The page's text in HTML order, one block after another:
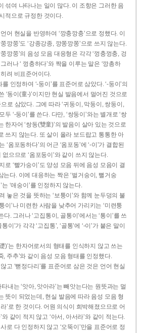
섞여 나타나는 일이 많다. 이 조항은 그러한 음
적으로 규정한 것이다.
어 현실을 반영하여 ‘깡충깡충’으로 정했다. 이
깡쭝’도 ‘강종강종, 깡쫑깡쫑’으로 쓰지 않는다.
깡쭝’의 음성 모음 대응형은 각각 ‘껑충껑충, 겅
러나 ‘ 껑충하다’와 짝을 이루는 말은 ‘깡총하
히려 비표준어이다.
인정하여 ‘-둥이’를 표준어로 삼았다. ‘-둥이’의
‘동이(童-)’이지만 현실 발음에서 멀어진 것으로
으로 삼았다. 그에 따라 ‘귀둥이, 막둥이, 쌍둥이,
두 ‘-둥이’를 쓴다. 다만, ‘쌍둥이’와는 별개로 ‘쌍
한자어 ‘쌍동(雙童)’의 발음이 살아 있는 것으로
쓰지 않는다. 또 살이 올라 보드랍고 통통한 아
‘옴포동하다’의 어근 ‘옴포동’에 ‘-이’가 결합된
없으므로 ‘옴포둥이’와 같이 쓰지 않는다.
로 ‘빨가숭이’도 양성 모음 뒤에 음성 모음이 결
는다. 이에 대응하는 짝은 ‘벌거숭이, 뻘거숭
는 ‘애숭이’를 인정하지 않는다.
놓은 것을 뜻하는 ‘보퉁이’와 함께 눈두덩의 불
이’나 미련한 사람을 낮추어 가리키는 ‘미련퉁
다. 그러나 ‘고집통이, 골통이’에서는 ‘통이’를 쓰
이’가 각각 ‘고집통’, ‘골통’에 ‘-이’가 붙은 말이
)’는 한자어로서의 형태를 인식하지 않고 쓰는
, 주추’와 같이 음성 모음 형태를 인정했다.
고 ‘뻗정다리’를 표준어로 삼은 것은 언어 현실
내는 ‘앗아, 앗아라’는 빼앗는다는 원뜻과는 멀
뜻이 되었는데, 현실 발음에 따라 음성 모음 형
’로 한 것이다. 어원 의식이 희박해졌으므로 어
와 같이 적지 않고 ‘아서, 아서라’와 같이 적는다.
로 다 인정하지 않고 ‘오뚝이’만을 표준어로 정